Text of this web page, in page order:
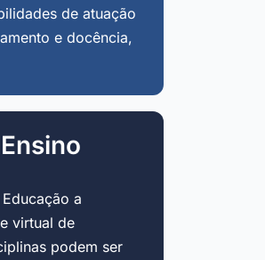
de atuação
e docência,
a
virtual de
podem ser